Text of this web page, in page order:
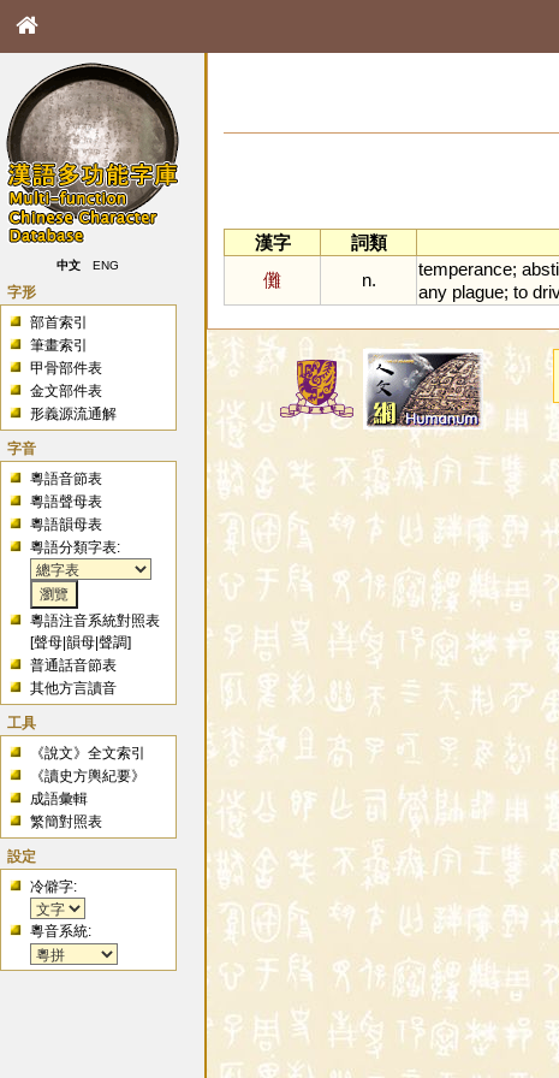
中文 ENG
字形
部首索引
筆畫索引
甲骨部件表
金文部件表
形義源流通解
字音
粵語音節表
粵語聲母表
粵語韻母表
粵語分類字表:
粵語注音系統對照表
[聲母 |韻母 |聲調]
普通話音節表
其他方言讀音
工具
《說文》全文索引
《讀史方輿紀要》
成語彙輯
繁簡對照表
設定
冷僻字:
粵音系統:
漢字
詞類
儺
n.
temperance;
any plague; to